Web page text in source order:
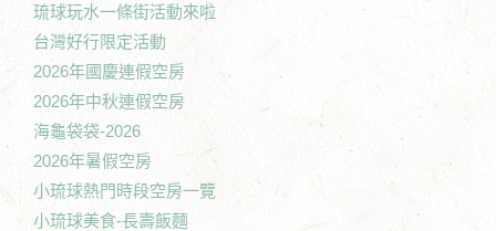
琉球玩水一條街活動來啦
台灣好行限定活動
2026年國慶連假空房
2026年中秋連假空房
海龜袋袋-2026
2026年暑假空房
小琉球熱門時段空房一覽
小琉球美食-長壽飯麵